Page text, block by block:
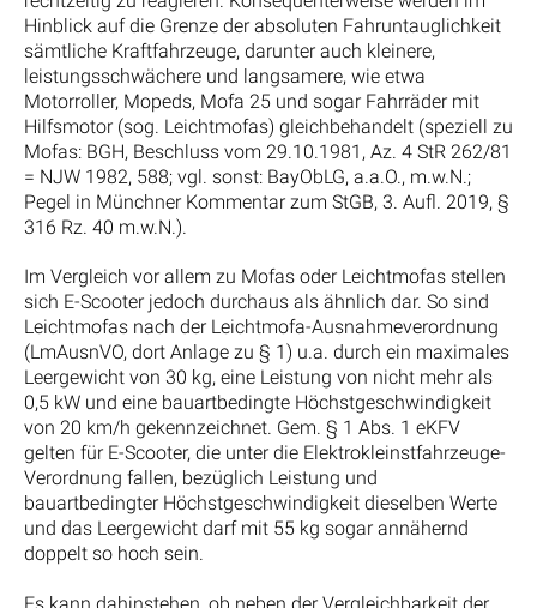
Hinblick auf die Grenze der absoluten Fahruntauglichkeit
sämtliche Kraftfahrzeuge, darunter auch kleinere,
leistungsschwächere und langsamere, wie etwa
Motorroller, Mopeds, Mofa 25 und sogar Fahrräder mit
Hilfsmotor (sog. Leichtmofas) gleichbehandelt (speziell zu
Mofas: BGH, Beschluss vom 29.10.1981, Az. 4 StR 262/81
= NJW 1982, 588; vgl. sonst: BayObLG, a.a.O., m.w.N.;
Pegel in Münchner Kommentar zum StGB, 3. Aufl. 2019, §
316 Rz. 40 m.w.N.).
Im Vergleich vor allem zu Mofas oder Leichtmofas stellen
sich E-Scooter jedoch durchaus als ähnlich dar. So sind
Leichtmofas nach der Leichtmofa-Ausnahmeverordnung
(LmAusnVO, dort Anlage zu § 1) u.a. durch ein maximales
Leergewicht von 30 kg, eine Leistung von nicht mehr als
0,5 kW und eine bauartbedingte Höchstgeschwindigkeit
von 20 km/h gekennzeichnet. Gem. § 1 Abs. 1 eKFV
gelten für E-Scooter, die unter die Elektrokleinstfahrzeuge-
Verordnung fallen, bezüglich Leistung und
bauartbedingter Höchstgeschwindigkeit dieselben Werte
und das Leergewicht darf mit 55 kg sogar annähernd
doppelt so hoch sein.